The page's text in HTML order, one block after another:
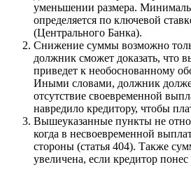
уменьшении размера.
определяется по ключевой
(Центрального Банка).
Снижение суммы возможно
должник сможет доказать, что
приведет к необоснованному
Иными словами, должник
отсутствие своевременной
навредило кредитору, чтобы
Вышеуказанные пункты не
когда в несвоевременной
стороны (статья 404). Также
увеличена, если кредитор